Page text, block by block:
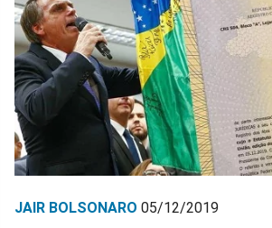
JAIR BOLSONARO 05/12/2019